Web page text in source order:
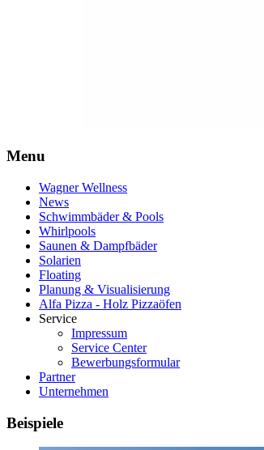
Menu
Wagner Wellness
News
Schwimmbäder & Pools
Whirlpools
Saunen & Dampfbäder
Solarien
Floating
Planung & Visualisierung
Alfa Pizza - Holz Pizzaöfen
Service
Impressum
Service Center
Bewerbungsformular
Partner
Unternehmen
Beispiele